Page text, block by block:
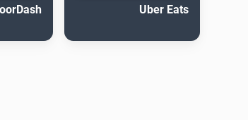
Uber Eats